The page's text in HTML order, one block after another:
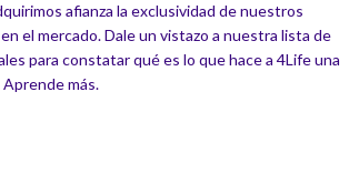
afianza la exclusividad de nuestros
el mercado. Dale un vistazo a nuestra lista de
para constatar qué es lo que hace a 4Life una
más.